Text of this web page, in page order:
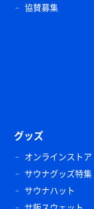
協賛募集
グッズ
オンラインストア
サウナグッズ特集
サウナハット